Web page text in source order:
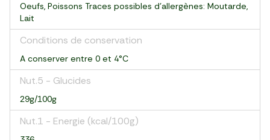
Oeufs, Poissons Traces possibles d'allergènes: Moutarde,
Lait
Conditions de conservation
A conserver entre 0 et 4°C
Nut.5 - Glucides
29g/100g
Nut.1 - Energie (kcal/100g)